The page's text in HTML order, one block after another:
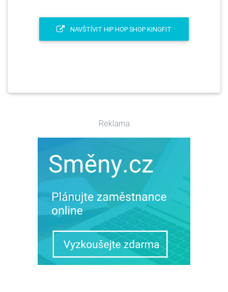
NAVŠTÍVIT HIP HOP SHOP KINGFIT
Reklama